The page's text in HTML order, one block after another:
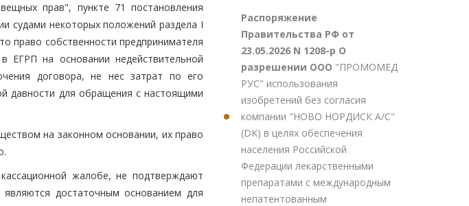
прав", пункте 71 постановления
судами некоторых положений раздела I
право собственности предпринимателя
ЕГРП на основании недействительной
договора, не нес затрат по его
давности для обращения с настоящими
на законном основании, их право
жалобе, не подтверждают
достаточным основанием для
Распоряжение
Правительства РФ от
23.05.2026 N 1208-р О
разрешении ООО "ПРОМОМЕД
РУС" использования
изобретений без согласия
компании "НОВО НОРДИСК А/С"
(DK) в целях обеспечения
населения Российской
Федерации лекарственными
препаратами с международным
непатентованным